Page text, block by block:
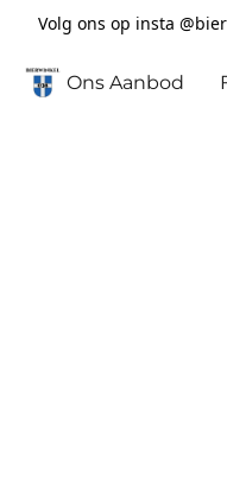
Volg ons op insta
Ons Aanbod